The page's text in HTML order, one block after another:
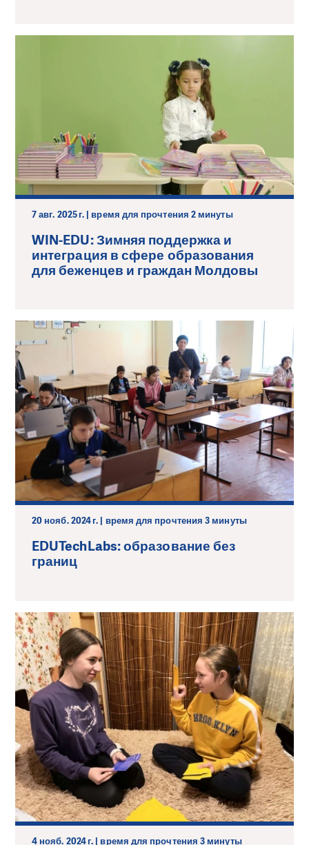
7 авг. 2025 г. | время для прочтения 2 минуты
WIN-EDU: Зимняя поддержка и
интеграция в сфере образования
для беженцев и граждан Молдовы
20 нояб. 2024 г. | время для прочтения 3 минуты
EDUTechLabs: образование без
границ
4 нояб. 2024 г. | время для прочтения 3 минуты